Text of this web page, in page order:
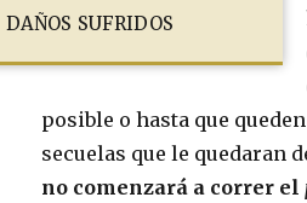
daños sufridos
posible o hasta que
secuelas que le quedaran
no comenzará a correr el